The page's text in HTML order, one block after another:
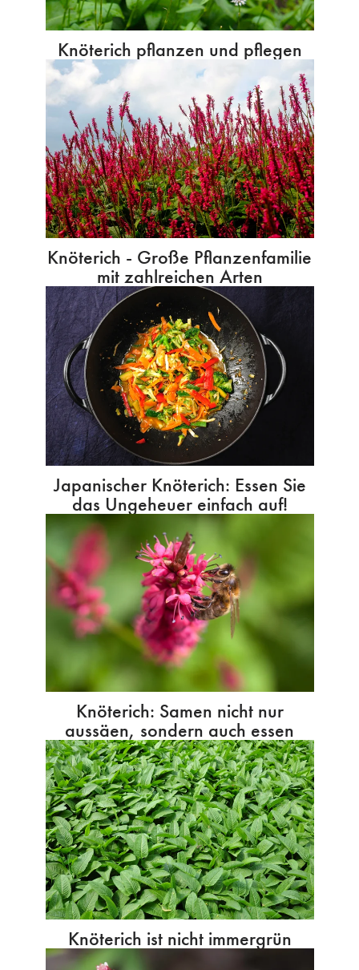
Knöterich pflanzen und pflegen
Knöterich - Große Pflanzenfamilie
mit zahlreichen Arten
Japanischer Knöterich: Essen Sie
das Ungeheuer einfach auf!
Knöterich: Samen nicht nur
aussäen, sondern auch essen
Knöterich ist nicht immergrün